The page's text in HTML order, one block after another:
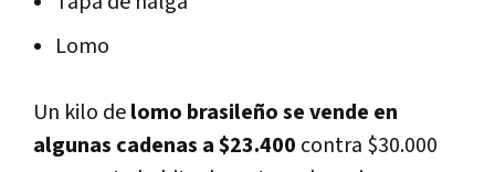
Lomo
Un kilo delomo brasileño se vende en
algunas cadenas a $23.400 contra $30.000